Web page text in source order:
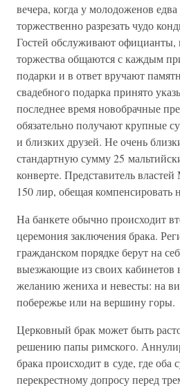
вечера, когда у молодоженов едва
торжественно разрезать чудо
Гостей обслуживают
торжества общаются с каждым
подарки и в ответ вручают
свадебного подарка принято
последнее время новобрачные
обязательно получают крупные
и близких друзей. Не очень
стандартную сумму 25
конверте. Представитель
150 лир, обещая компенсировать
На банкете обычно происходит
церемония заключения брака.
гражданском порядке берут на
выезжающие из своих кабинетов
желанию жениха и невесты: на
побережье или на вершину горы.
Церковный брак может быть
решению папы римского.
брака происходит в суде, где оба
перекрестному допросу перед